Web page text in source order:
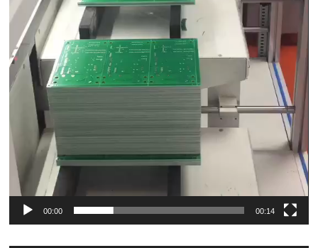
00:00 00:14